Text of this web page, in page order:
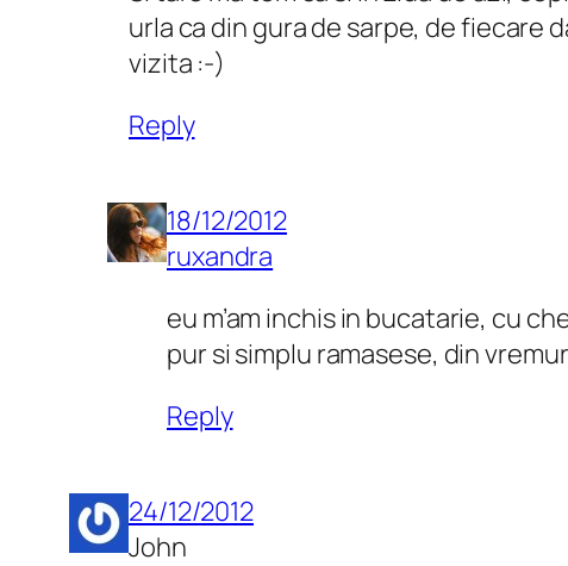
urla ca din gura de sarpe, de fiecare
vizita :-)
Reply
18/12/2012
ruxandra
eu m’am inchis in bucatarie, cu
pur si simplu ramasese, din
Reply
24/12/2012
John